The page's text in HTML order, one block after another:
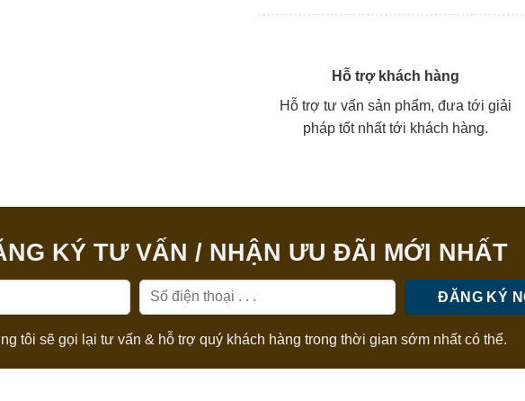
Hỗ trợ khách hàng
Hỗ trợ tư vấn sản phẩm, đưa tới giải
pháp tốt nhất tới khách hàng.
KÝ TƯ VẤN / NHẬN ƯU ĐÃI MỚI NHẤT
tôi sẽ gọi lại tư vấn & hỗ trợ quý khách hàng trong thời gian sớm nhất có thể.